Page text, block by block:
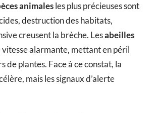
animalesles plus précieuses sont
destruction des habitats,
creusent la brèche. Lesabeilles
vitesse alarmante, mettant en péril
de plantes. Face à ce constat, la
mais les signaux d’alerte